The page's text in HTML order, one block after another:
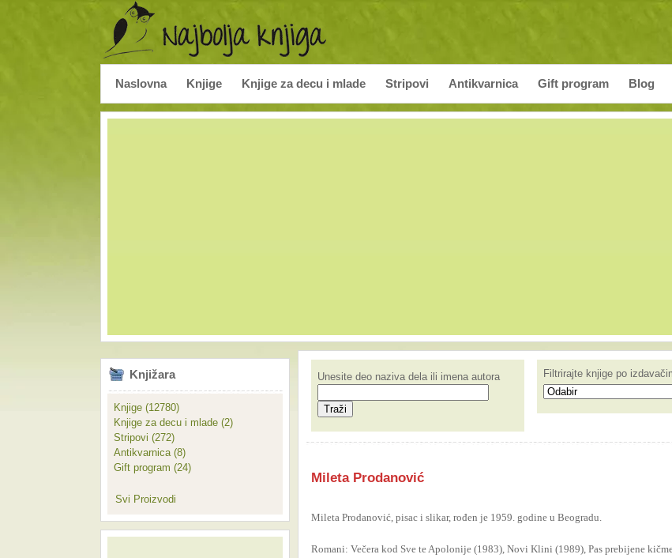
Naslovna Knjige Knjige za decu i mlade Stripovi Antikvarnica Gift program Blog
Unesite deo naziva dela ili imena autora Filtrirajte knjige po
Mileta Prodanović
Mileta Prodanović, pisac i slikar, rođen je 1959. godine u Beogradu.
Romani: Večera kod Sve te Apolonije (1983), Novi Klini (1989), Pas prebijene
Knjižara
Knjige (12780)
Knjige za decu i mlade (2)
Stripovi (272)
Antikvarnica (8)
Gift program (24)
Svi Proizvodi